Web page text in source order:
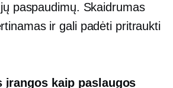
paspaudimų. Skaidrumas
ir gali padėti pritraukti
įrangos kaip paslaugos